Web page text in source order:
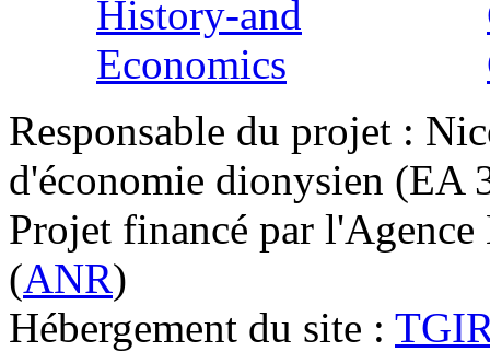
Responsable du projet :
d'économie dionysien
Projet financé par l'Agence
(ANR)
Hébergement du site :